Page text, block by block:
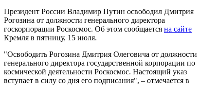
Президент России Владимир Путин освободил Дмитрия
Рогозина от должности генерального директора
госкорпорации Роскосмос. Об этом сообщается на сайте
Кремля в пятницу, 15 июля.
"Освободить Рогозина Дмитрия Олеговича от должности
генерального директора государственной корпорации по
космической деятельности Роскосмос. Настоящий указ
вступает в силу со дня его подписания", – отмечается в